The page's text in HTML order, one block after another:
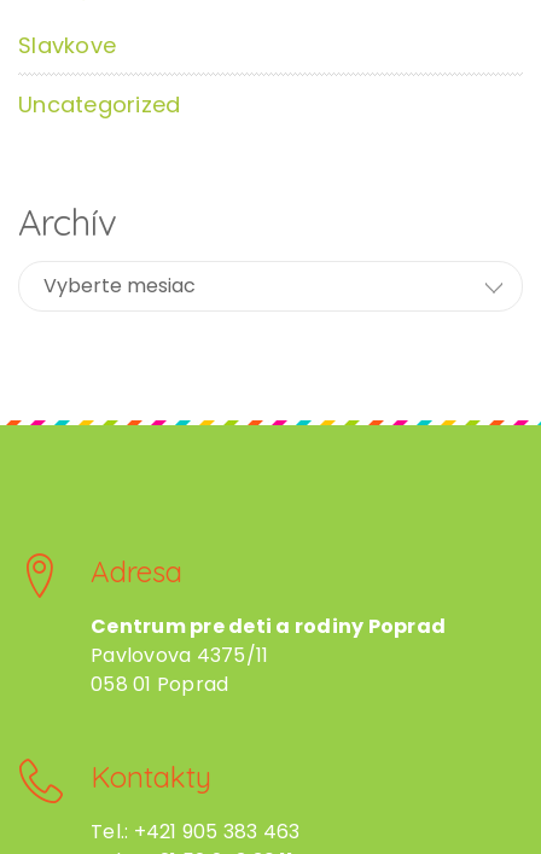
Slavkove
Uncategorized
Archív
Adresa
Centrum pre deti a rodiny Poprad
Pavlovova 4375/11
058 01 Poprad
Kontakty
Tel.: +421 905 383 463